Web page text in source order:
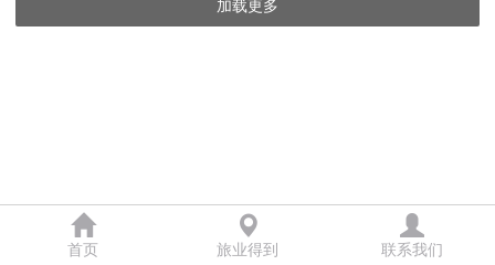
加载更多
首页 旅业得到 联系我们